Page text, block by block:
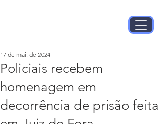
Policiais recebem
homenagem em
decorrência de prisão feita
17 de mai. de 2024